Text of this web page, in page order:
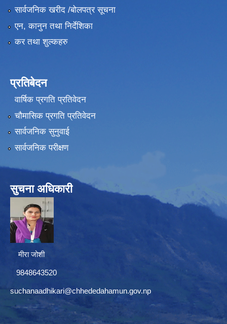
सार्वजनिक खरीद /बोलपत्र सूचना
एन, कानुन तथा निर्देशिका
कर तथा शुल्कहरु
प्रतिबेदन
वार्षिक प्रगति प्रतिवेदन
चौमासिक प्रगति प्रतिवेदन
सार्वजनिक सुनुवाई
सार्वजनिक परीक्षण
सुचना अधिकारी
मीरा जोशी
9848643520
suchanaadhikari@chhededahamun.gov.np